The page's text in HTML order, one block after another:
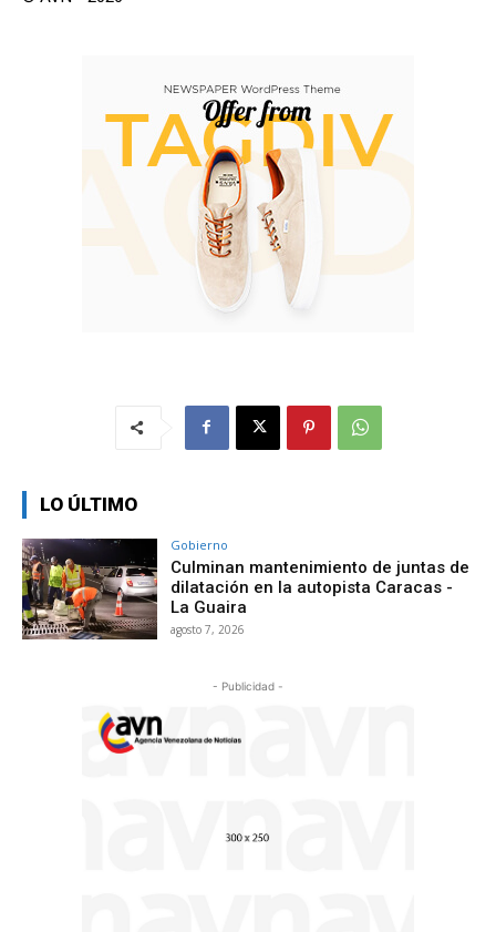
LO ÚLTIMO
Gobierno
Culminan mantenimiento de juntas de
dilatación en la autopista Caracas -
La Guaira
agosto 7, 2026
- Publicidad -